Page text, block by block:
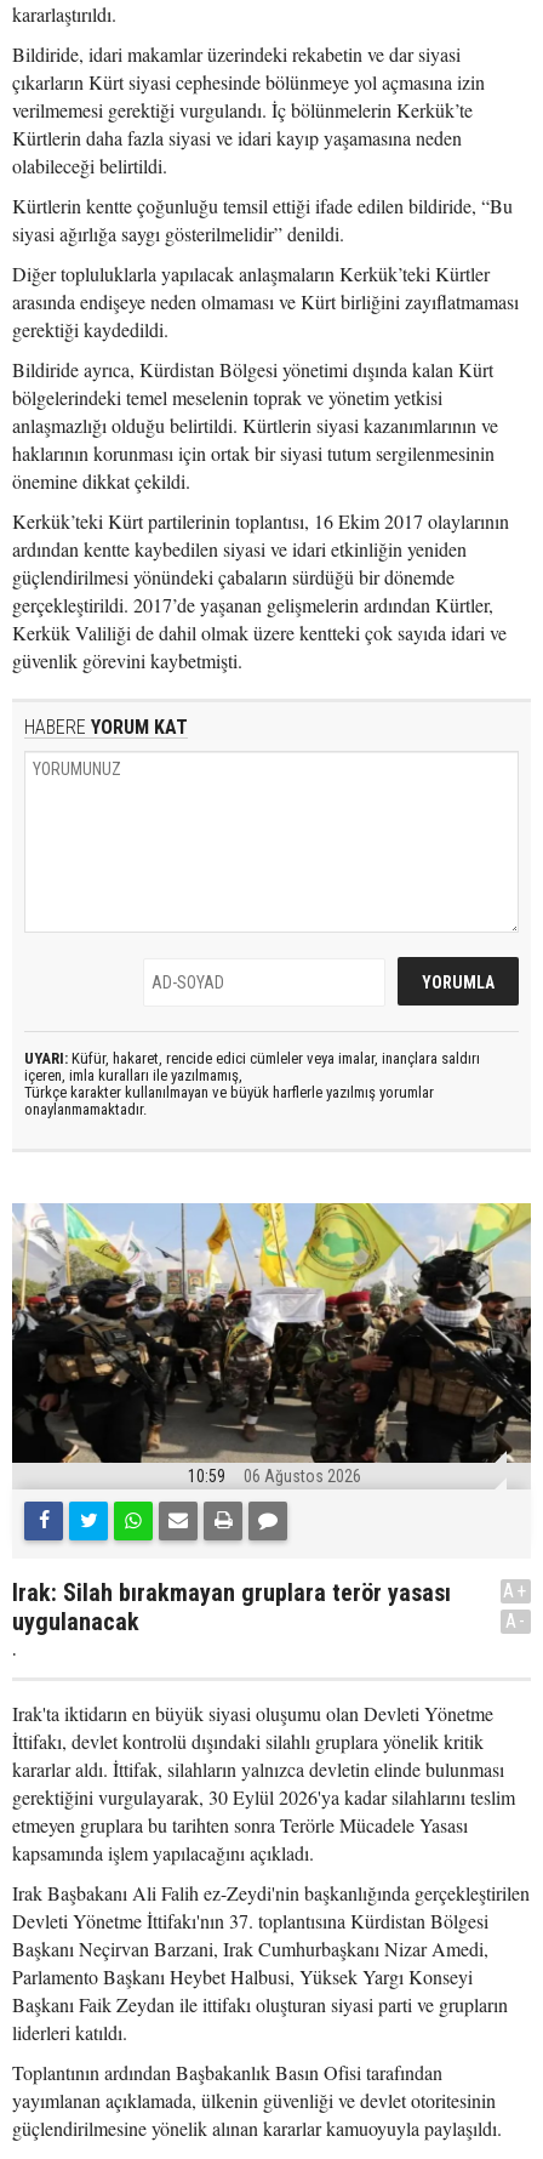
kararlaştırıldı.
Bildiride, idari makamlar üzerindeki rekabetin ve dar siyasi
çıkarların Kürt siyasi cephesinde bölünmeye yol açmasına izin
verilmemesi gerektiği vurgulandı. İç bölünmelerin Kerkük’te
Kürtlerin daha fazla siyasi ve idari kayıp yaşamasına neden
olabileceği belirtildi.
Kürtlerin kentte çoğunluğu temsil ettiği ifade edilen bildiride, “Bu
siyasi ağırlığa saygı gösterilmelidir” denildi.
Diğer topluluklarla yapılacak anlaşmaların Kerkük’teki Kürtler
arasında endişeye neden olmaması ve Kürt birliğini zayıflatmaması
gerektiği kaydedildi.
Bildiride ayrıca, Kürdistan Bölgesi yönetimi dışında kalan Kürt
bölgelerindeki temel meselenin toprak ve yönetim yetkisi
anlaşmazlığı olduğu belirtildi. Kürtlerin siyasi kazanımlarının ve
haklarının korunması için ortak bir siyasi tutum sergilenmesinin
önemine dikkat çekildi.
Kerkük’teki Kürt partilerinin toplantısı, 16 Ekim 2017 olaylarının
ardından kentte kaybedilen siyasi ve idari etkinliğin yeniden
güçlendirilmesi yönündeki çabaların sürdüğü bir dönemde
gerçekleştirildi. 2017’de yaşanan gelişmelerin ardından Kürtler,
Kerkük Valiliği de dahil olmak üzere kentteki çok sayıda idari ve
güvenlik görevini kaybetmişti.
HABERE YORUM KAT
UYARI: Küfür, hakaret, rencide edici cümleler veya imalar, inançlara saldırı
içeren, imla kuralları ile yazılmamış,
Türkçe karakter kullanılmayan ve büyük harflerle yazılmış yorumlar
onaylanmamaktadır.
10:59 06 Ağustos 2026
Irak: Silah bırakmayan gruplara terör yasası
uygulanacak
.
A+
A-
Irak'ta iktidarın en büyük siyasi oluşumu olan Devleti Yönetme
İttifakı, devlet kontrolü dışındaki silahlı gruplara yönelik kritik
kararlar aldı. İttifak, silahların yalnızca devletin elinde bulunması
gerektiğini vurgulayarak, 30 Eylül 2026'ya kadar silahlarını teslim
etmeyen gruplara bu tarihten sonra Terörle Mücadele Yasası
kapsamında işlem yapılacağını açıkladı.
Irak Başbakanı Ali Falih ez-Zeydi'nin başkanlığında gerçekleştirilen
Devleti Yönetme İttifakı'nın 37. toplantısına Kürdistan Bölgesi
Başkanı Neçirvan Barzani, Irak Cumhurbaşkanı Nizar Amedi,
Parlamento Başkanı Heybet Halbusi, Yüksek Yargı Konseyi
Başkanı Faik Zeydan ile ittifakı oluşturan siyasi parti ve grupların
liderleri katıldı.
Toplantının ardından Başbakanlık Basın Ofisi tarafından
yayımlanan açıklamada, ülkenin güvenliği ve devlet otoritesinin
güçlendirilmesine yönelik alınan kararlar kamuoyuyla paylaşıldı.